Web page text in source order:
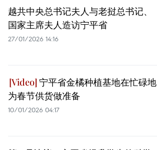
越共中央总书记夫人与老挝总书记、
国家主席夫人造访宁平省
27/01/2026 14:16
宁平省金橘种植基地在忙碌地
为春节供货做准备
10/01/2026 04:17